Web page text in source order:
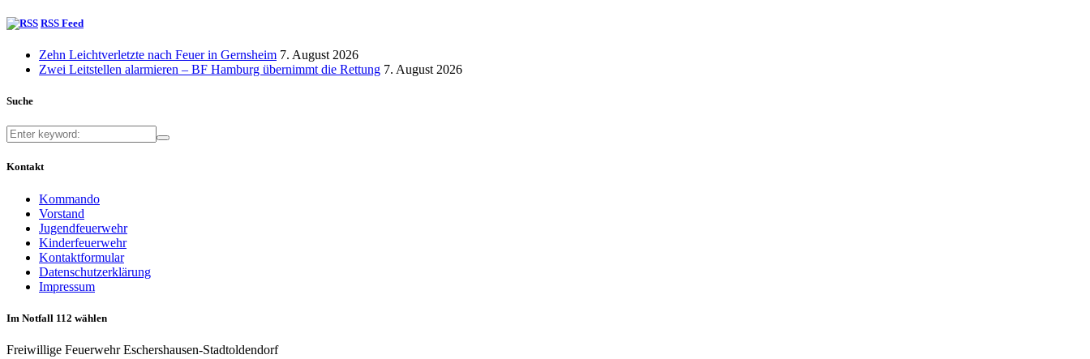
RSS Feed
Zehn Leichtverletzte nach Feuer in Gernsheim 7. August 2026
Zwei Leitstellen alarmieren – BF Hamburg übernimmt die Rettung 7. August 2026
Suche
Kontakt
Kommando
Vorstand
Jugendfeuerwehr
Kinderfeuerwehr
Kontaktformular
Datenschutzerklärung
Impressum
Im Notfall 112 wählen
Freiwillige Feuerwehr Eschershausen-Stadtoldendorf